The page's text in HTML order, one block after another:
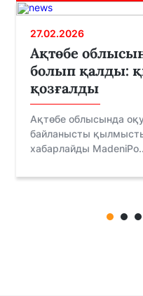
27.02.2026
Ақтөбе
болып қалды:
қозғалды
Ақтөбе облысында
байланысты
хабарлайды